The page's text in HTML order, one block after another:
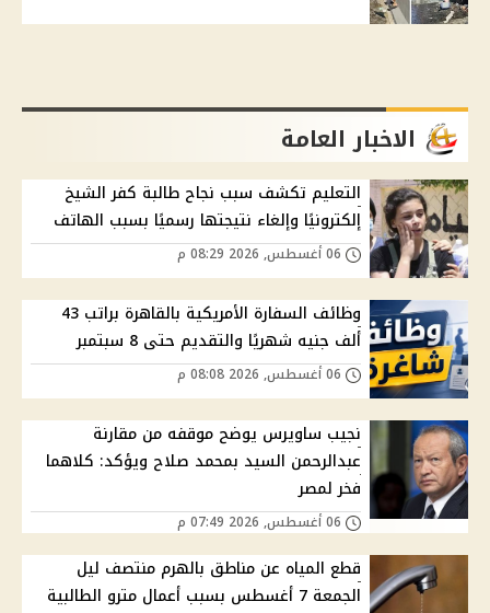
الاخبار العامة
التعليم تكشف سبب نجاح طالبة كفر الشيخ
إلكترونيًا وإلغاء نتيجتها رسميًا بسبب الهاتف
وظائف السفارة الأمريكية بالقاهرة براتب 43
ألف جنيه شهريًا والتقديم حتى 8 سبتمبر
نجيب ساويرس يوضح موقفه من مقارنة
عبدالرحمن السيد بمحمد صلاح ويؤكد: كلاهما
فخر لمصر
قطع المياه عن مناطق بالهرم منتصف ليل
الجمعة 7 أغسطس بسبب أعمال مترو الطالبية